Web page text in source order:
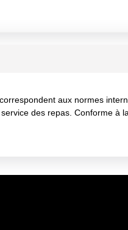
aux normes
des repas. Conforme à